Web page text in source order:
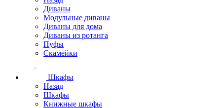
Диваны
Модульные диваны
Диваны для дома
Диваны из ротанга
Пуфы
Скамейки
Шкафы
Назад
Шкафы
Книжные шкафы